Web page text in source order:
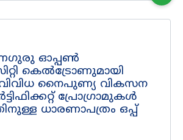
ഓപ്പൺ
കെൽട്രോണുമായി
നൈപുണ്യ വികസന
പ്രോഗ്രാമുകൾ
ധാരണാപത്രം ഒപ്പ്